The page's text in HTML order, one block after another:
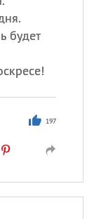
будет
197